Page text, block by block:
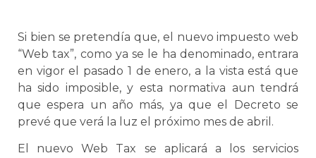
Si bien se pretendía que, el nuevo impuesto web
“Web tax”, como ya se le ha denominado, entrara
en vigor el pasado 1 de enero, a la vista está que
ha sido imposible, y esta normativa aun tendrá
que espera un año más, ya que el Decreto se
prevé que verá la luz el próximo mes de abril.
El nuevo Web Tax se aplicará a los servicios